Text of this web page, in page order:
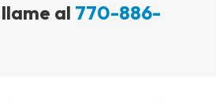
al 770-886-